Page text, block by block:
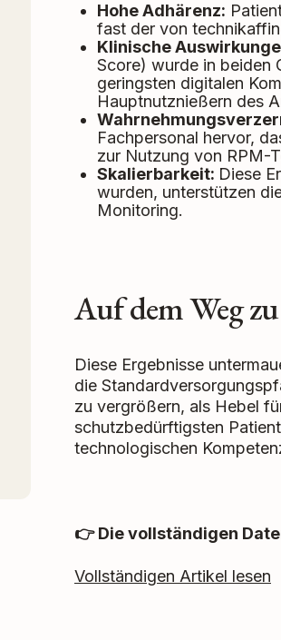
Hohe Adhärenz:
fast der von
Klinische
Score) wurde in beiden
geringsten digitalen
Hauptnutznießern des
Fachpersonal hervor,
zur Nutzung von RPM-
Skalierbarkeit: Diese
wurden, unterstützen
Monitoring.
Auf dem Weg
Diese Ergebnisse
die
zu vergrößern, als Hebel
schutzbedürftigsten
technologischen
👉 Die vollständigen
Vollständigen Artikel lesen